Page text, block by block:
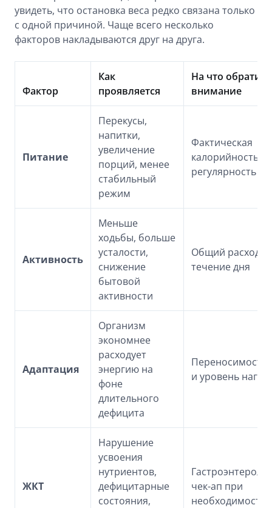
увидеть, что остановка веса редко связана только
с одной причиной. Чаще всего несколько
факторов накладываются друг на друга.
Фактор
Как
проявляется
На что обратить
внимание
Питание
Перекусы,
напитки,
увеличение
порций, менее
стабильный
режим
Фактическая
калорийность и
регулярность
Активность
Меньше
ходьбы, больше
усталости,
снижение
бытовой
активности
Общий расход
течение дня
Адаптация
Организм
экономнее
расходует
энергию на
фоне
длительного
дефицита
Переносимость
и уровень
ЖКТ
Нарушение
усвоения
нутриентов,
дефицитарные
состояния,
чек-ап при
необходимости